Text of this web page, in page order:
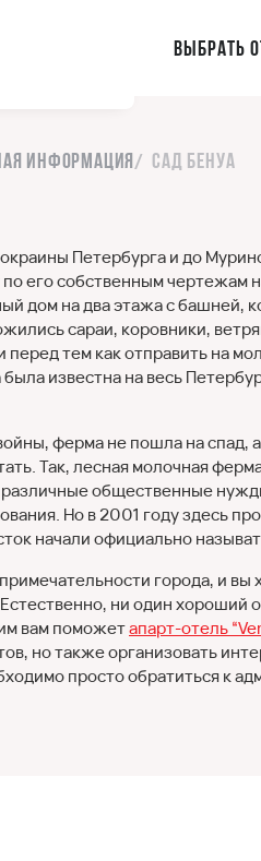
Выбрать
информация Сад Бенуа
Петербурга и до
его собственным чертежам
дом на два этажа с башней,
сараи, коровники,
тем как отправить на
известна на весь
ферма не пошла на спад,
Так, лесная молочная
различные общественные
Но в 2001 году здесь
начали официально
города, и
ни один хороший
вам поможетапарт-отель
но также организовать
просто обратиться к